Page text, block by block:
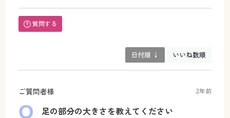
質問する
日付順 ↓ いいね数順
ご質問者様 2年前
足の部分の大きさを教えてください